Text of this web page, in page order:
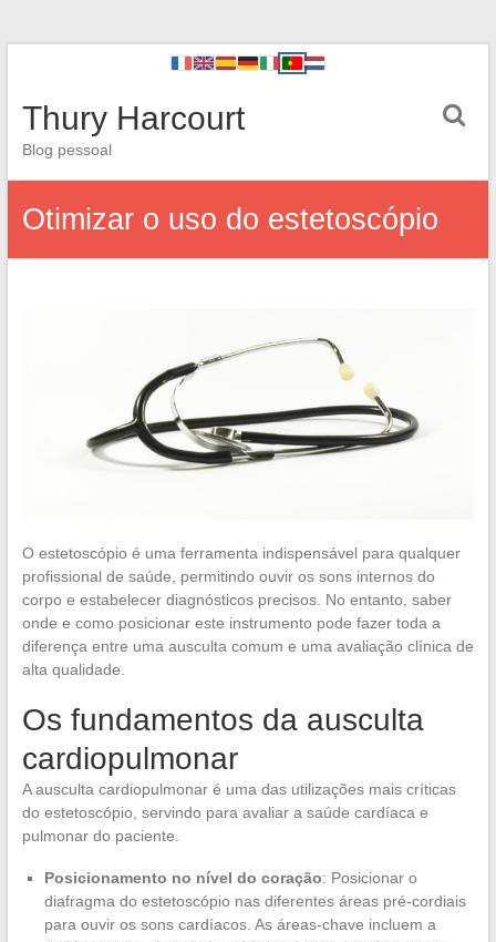
Thury Harcourt
Blog pessoal
Otimizar o uso do estetoscópio
O estetoscópio é uma ferramenta indispensável para qualquer
profissional de saúde, permitindo ouvir os sons internos do
corpo e estabelecer diagnósticos precisos. No entanto, saber
onde e como posicionar este instrumento pode fazer toda a
diferença entre uma ausculta comum e uma avaliação clínica de
alta qualidade.
Os fundamentos da ausculta
cardiopulmonar
A ausculta cardiopulmonar é uma das utilizações mais críticas
do estetoscópio, servindo para avaliar a saúde cardíaca e
pulmonar do paciente.
Posicionamento no nível do coração: Posicionar o
diafragma do estetoscópio nas diferentes áreas pré-cordiais
para ouvir os sons cardíacos. As áreas-chave incluem a